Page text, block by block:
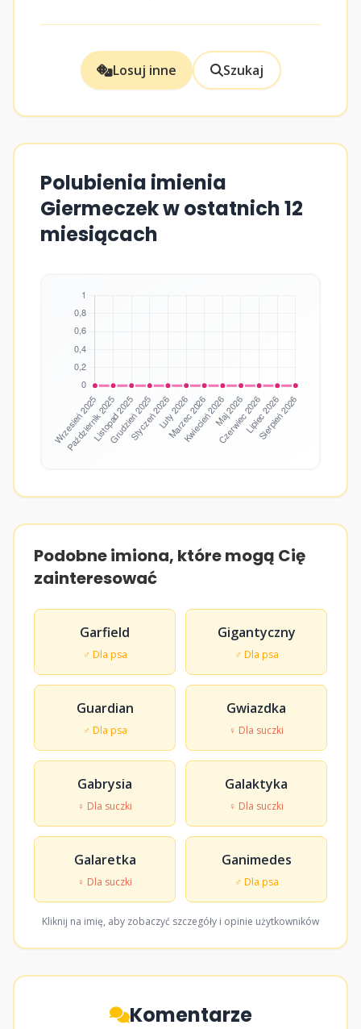
Losuj inne Szukaj
Polubienia imienia
Giermeczek w ostatnich 12
miesiącach
Podobne imiona, które mogą Cię
zainteresować
Garfield
♂ Dla psa
Gigantyczny
♂ Dla psa
Guardian
♂ Dla psa
Gwiazdka
♀ Dla suczki
Gabrysia
♀ Dla suczki
Galaktyka
♀ Dla suczki
Galaretka
♀ Dla suczki
Ganimedes
♂ Dla psa
Kliknij na imię, aby zobaczyć szczegóły i opinie użytkowników
Komentarze